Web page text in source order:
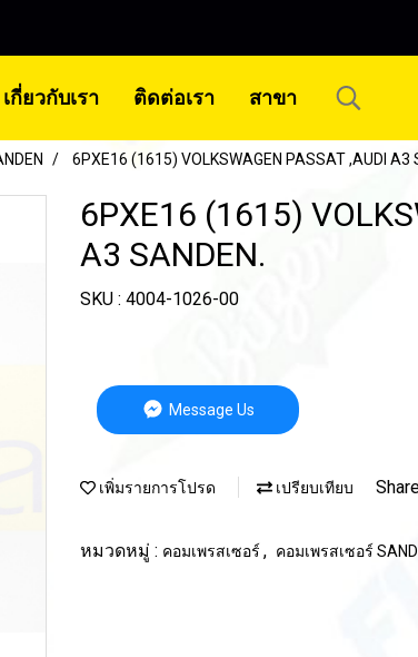
เกี่ยวกับเรา ติดต่อเรา สาขา
6PXE16 (1615) VOLKSWAGEN PASSAT ,AUDI A3
6PXE16 (1615)
A3 SANDEN.
SKU : 4004-1026-00
Message Us
เพิ่มรายการโปรด เปรียบเทียบ
หมวดหมู่ : คอมเพรสเซอร์ , คอมเพรสเซอร์